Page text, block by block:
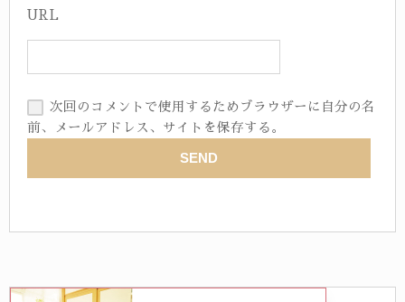
URL
次回のコメントで使用するためブラウザーに自分の名
前、メールアドレス、サイトを保存する。